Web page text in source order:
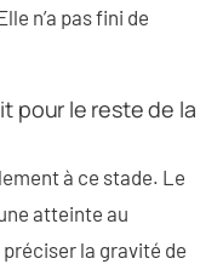
n’a pas fini de
pour le reste de la
à ce stade. Le
atteinte au
la gravité de